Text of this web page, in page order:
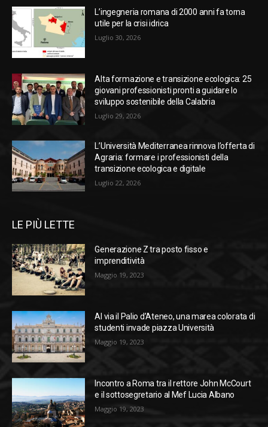
L’ingegneria romana di 2000 anni fa torna
utile per la crisi idrica
Luglio 30, 2026
Alta formazione e transizione ecologica: 25
giovani professionisti pronti a guidare lo
sviluppo sostenibile della Calabria
Luglio 29, 2026
L’Università Mediterranea rinnova l’offerta di
Agraria: formare i professionisti della
transizione ecologica e digitale
Luglio 22, 2026
LE PIÙ LETTE
Generazione Z tra posto fisso e
imprenditività
Maggio 19, 2023
Al via il Palio d’Ateneo, una marea colorata di
studenti invade piazza Università
Maggio 19, 2023
Incontro a Roma tra il rettore John McCourt
e il sottosegretario al Mef Lucia Albano
Maggio 19, 2023